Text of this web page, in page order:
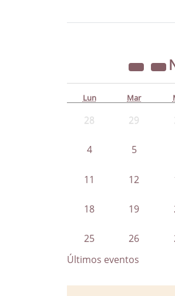
Lun Mar
28 29
4 5
11 12
18 19
25 26
Últimos eventos